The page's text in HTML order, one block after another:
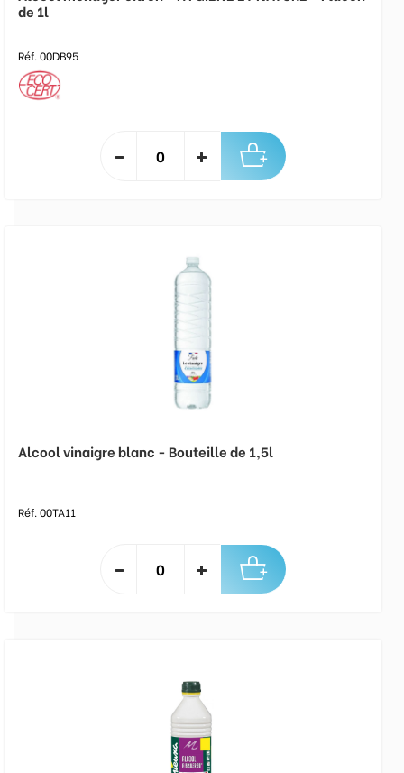
de 1l
Réf. 00DB95
Alcool vinaigre blanc - Bouteille de 1,5l
Réf. 00TA11